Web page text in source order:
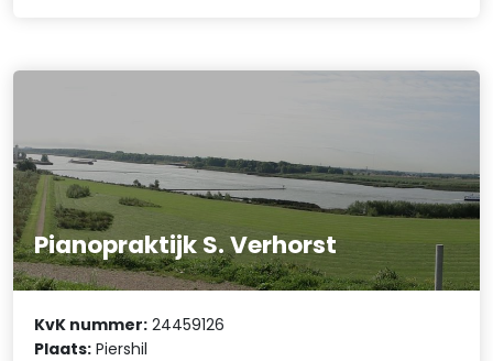
Pianopraktijk S. Verhorst
KvK nummer: 24459126
Plaats: Piershil